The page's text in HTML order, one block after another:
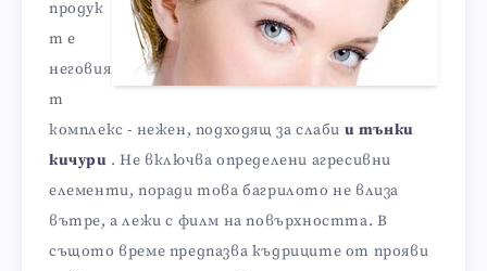
продук
т е
неговия
т
комплекс - нежен, подходящ за слаби и тънки
кичури . Не включва определени агресивни
елементи, поради това багрилото не влиза
вътре, а лежи с филм на повърхността. В
същото време предпазва къдриците от прояви